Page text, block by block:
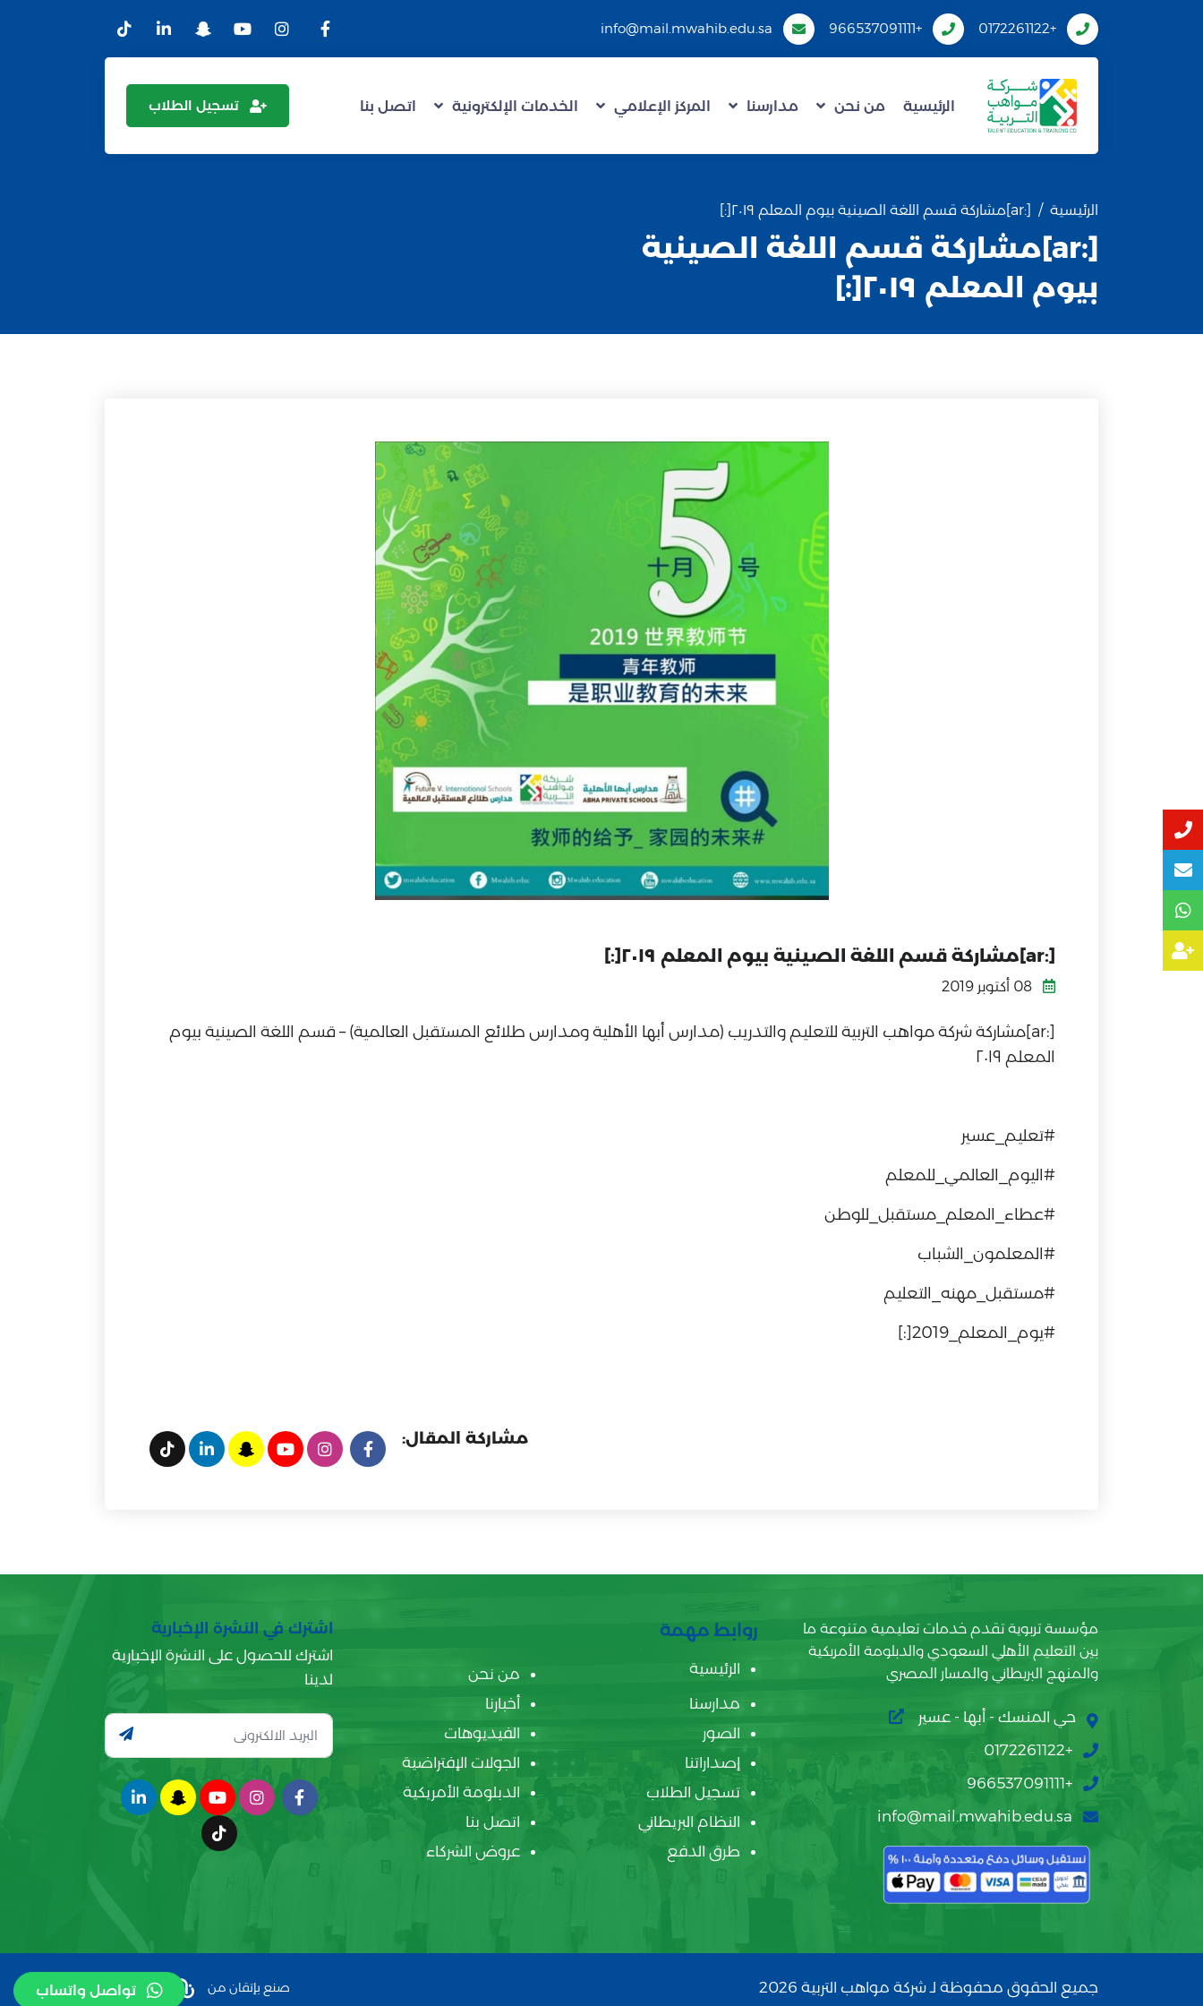
+0172261122
+966537091111
info@mail.mwahib.edu.sa
الرئيسية من نحن مدارسنا المركز الإعلامي الخدمات الإلكترونية اتصل بنا تسجيل الطلاب
الرئيسية [:ar]مشاركة قسم اللغة الصينية بيوم المعلم ٢٠١٩[:]
[:ar]مشاركة قسم اللغة الصينية
بيوم المعلم ٢٠١٩[:]
[:ar]مشاركة قسم اللغة الصينية بيوم المعلم ٢٠١٩[:]
[:ar]مشاركة شركة مواهب التربية للتعليم والتدريب (مدارس أبها الأهلية ومدارس طلائع المستقبل العالمية) – قسم اللغة الصينية بيوم
المعلم ٢٠١٩
#تعليم_عسير
#اليوم_العالمي_للمعلم
#عطاء_المعلم_مستقبل_للوطن
#المعلمون_الشباب
#مستقبل_مهنه_التعليم
#يوم_المعلم_2019[:]
مشاركة المقال:
تواصل واتساب
مؤسسة تربوية تقدم خدمات تعليمية متنوعة ما
بين التعليم الأهلي السعودي والدبلومة الأمريكية
والمنهج البريطاني والمسار المصري
حي المنسك - أبها - عسير
+0172261122
+966537091111
info@mail.mwahib.edu.sa
روابط مهمة
الرئيسية
من نحن
مدارسنا
أخبارنا
الصور
الفيديوهات
إصداراتنا
الجولات الإفتراضية
تسجيل الطلاب
الدبلومة الأمريكية
النظام البريطاني
اتصل بنا
طرق الدفع
عروض الشركاء
اشترك في النشرة الإخبارية
اشترك للحصول على النشرة الإخبارية
لدينا
جميع الحقوق محفوظة لـ شركة مواهب التربية 2026 صنع بإتقان من